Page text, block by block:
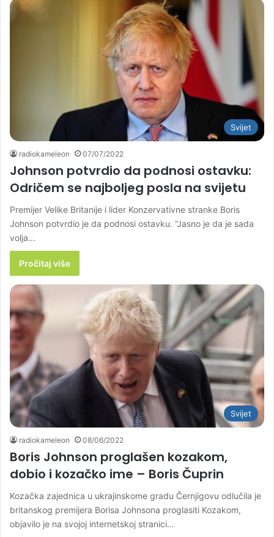
Svijet
radiokameleon 07/07/2022
Johnson potvrdio da podnosi ostavku:
Odričem se najboljeg posla na svijetu
Premijer Velike Britanije i lider Konzervativne stranke Boris
Johnson potvrdio je da podnosi ostavku. “Jasno je da je sada
volja…
Pročitaj više
Svijet
radiokameleon 08/06/2022
Boris Johnson proglašen kozakom,
dobio i kozačko ime – Boris Čuprin
Kozačka zajednica u ukrajinskome gradu Černjigovu odlučila je
britanskog premijera Borisa Johnsona proglasiti Kozakom,
objavilo je na svojoj internetskoj stranici…